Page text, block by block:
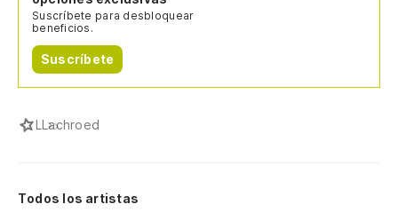
Suscríbete para desbloquear
beneficios.
Suscríbete
LLachroed
Todos los artistas